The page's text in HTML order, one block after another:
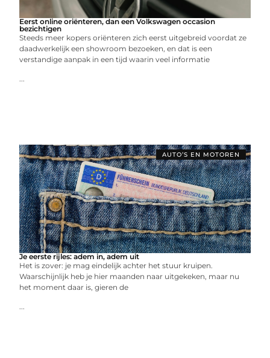
Eerst online oriënteren, dan een Volkswagen occasion
bezichtigen
Steeds meer kopers oriënteren zich eerst uitgebreid voordat ze
daadwerkelijk een showroom bezoeken, en dat is een
verstandige aanpak in een tijd waarin veel informatie
...
AUTO’S EN MOTOREN
Je eerste rijles: adem in, adem uit
Het is zover: je mag eindelijk achter het stuur kruipen.
Waarschijnlijk heb je hier maanden naar uitgekeken, maar nu
het moment daar is, gieren de
...